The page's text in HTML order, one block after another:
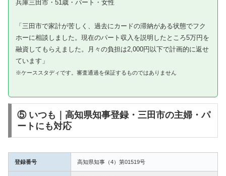
兵庫三田市・51歳・パート・女性
「三田市で家計が苦しく、過去にカードの滞納がある状態でフク
ホーに相談しました。現在のパート収入を説明したところ5万円を
融資してもらえました。月々の負担は2,000円以下で計画的に返せ
ています」
※ケーススタディです。審査通過を保証するものではありません
⑤ いつも｜高知県知事登録・三田市の主婦・パ
ートにも対応
登録番号 高知県知事（4）第01519号